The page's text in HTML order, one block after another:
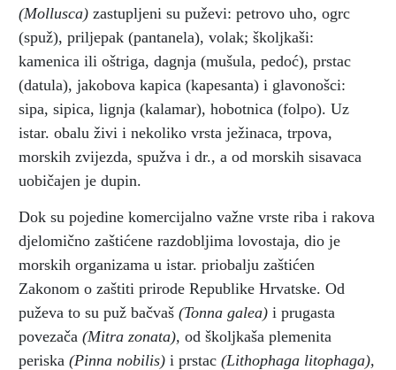
(Mollusca) zastupljeni su puževi: petrovo uho, ogrc
(spuž), priljepak (pantanela), volak; školjkaši:
kamenica ili oštriga, dagnja (mušula, pedoć), prstac
(datula), jakobova kapica (kapesanta) i glavonošci:
sipa, sipica, lignja (kalamar), hobotnica (folpo). Uz
istar. obalu živi i nekoliko vrsta ježinaca, trpova,
morskih zvijezda, spužva i dr., a od morskih sisavaca
uobičajen je dupin.
Dok su pojedine komercijalno važne vrste riba i rakova
djelomično zaštićene razdobljima lovostaja, dio je
morskih organizama u istar. priobalju zaštićen
Zakonom o zaštiti prirode Republike Hrvatske. Od
puževa to su puž bačvaš (Tonna galea) i prugasta
povezača (Mitra zonata), od školjkaša plemenita
periska (Pinna nobilis) i prstac (Lithophaga litophaga),